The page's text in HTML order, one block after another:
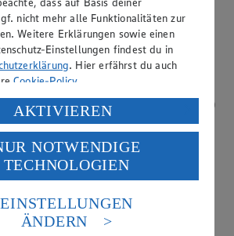
nicht mehr alle Funktionalitäten zur
Weitere Erklärungen sowie einen
Einstellungen findest du in
. Hier erfährst du auch
Cookie-Policy.
personenbezogenen Daten in den
und YouTube:
klickst, willigst du im Sinne
1 Satz 1 lit. a) DSGVO ein, dass deine
verarbeitet werden. Der EuGH sieht
mit einem nach europäischen
angemessenen Datenschutzniveau an.
eines Zugriffs durch US-
AKTIVIEREN
NOTWENDIGE
TECHNOLOGIEN
EINSTELLUNGEN
ÄNDERN